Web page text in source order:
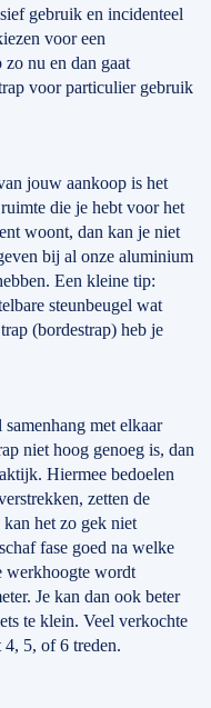
gebruik en incidenteel
voor een
nu en dan gaat
voor particulier gebruik
jouw aankoop is het
die je hebt voor het
woont, dan kan je niet
bij al onze aluminium
Een kleine tip:
steunbeugel wat
(bordestrap) heb je
met elkaar
niet hoog genoeg is, dan
Hiermee bedoelen
zetten de
het zo gek niet
fase goed na welke
werkhoogte wordt
Je kan dan ook beter
te klein. Veel verkochte
5, of 6 treden.